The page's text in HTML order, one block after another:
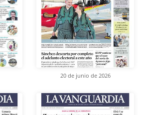
20 de junio de 2026